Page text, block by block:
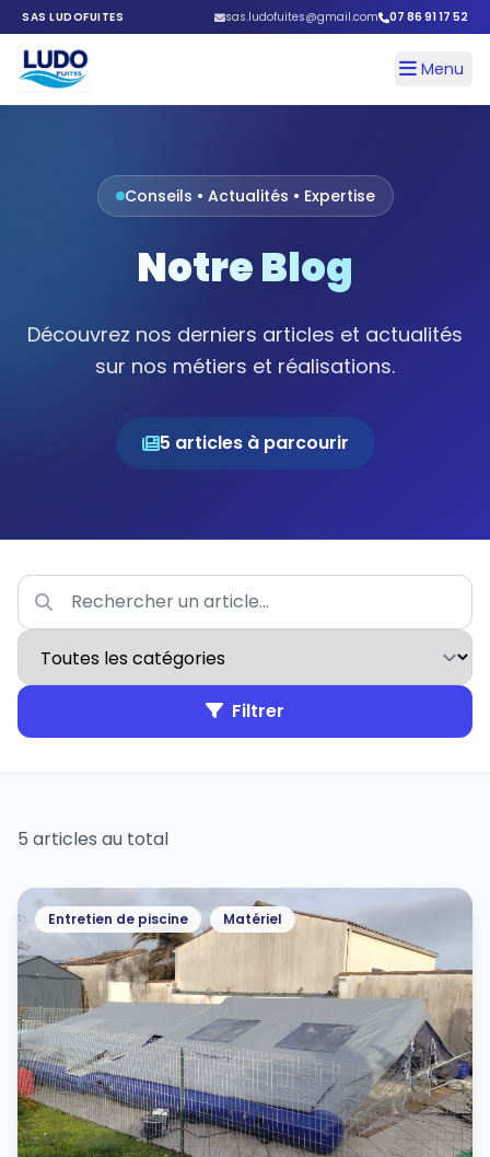
SAS LUDOFUITES sas.ludofuites@gmail.com 07 86 91 17 52
LudoFuites Menu
Conseils • Actualités • Expertise
Notre Blog
Découvrez nos derniers articles et actualités
sur nos métiers et réalisations.
5 articles à parcourir
Filtrer
5 articles au total
Entretien de piscine Matériel